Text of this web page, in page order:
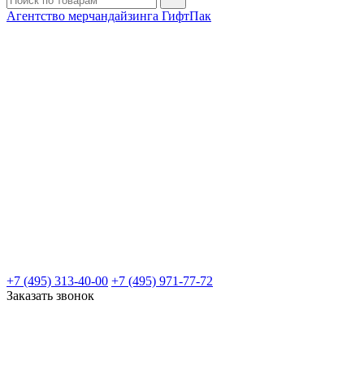
Агентство мерчандайзинга ГифтПак
+7 (495) 313-40-00 +7 (495) 971-77-72
Заказать звонок